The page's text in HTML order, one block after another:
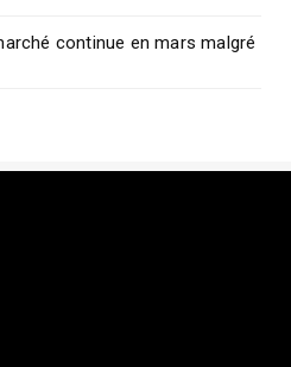
continue en mars malgré